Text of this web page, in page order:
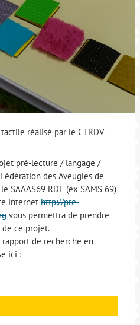
réalisé par le CTRDV
pré-lecture / langage /
des Aveugles de
SAAAS69 RDF (ex SAMS 69)
internet http://pre-
vous permettra de prendre
de ce projet.
de recherche en
ici :